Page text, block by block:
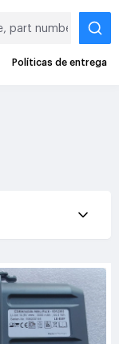
Políticas de entrega